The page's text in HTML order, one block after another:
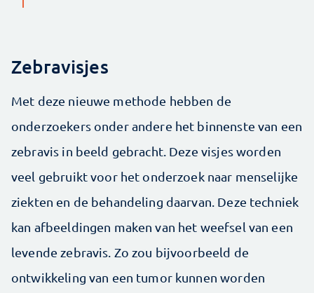
Zebravisjes
Met deze nieuwe methode hebben de
onderzoekers onder andere het binnenste van een
zebravis in beeld gebracht. Deze visjes worden
veel gebruikt voor het onderzoek naar menselijke
ziekten en de behandeling daarvan. Deze techniek
kan afbeeldingen maken van het weefsel van een
levende zebravis. Zo zou bijvoorbeeld de
ontwikkeling van een tumor kunnen worden